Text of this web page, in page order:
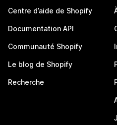
Centre d’aide de Shopify
Documentation API
Communauté Shopify
Le blog de Shopify
Recherche